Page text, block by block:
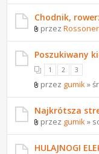
Chodnik,
przez
Poszukiwany
1 2 3
przez gumik »
Najkrótsza
przez gumik »
HULAJNOGI